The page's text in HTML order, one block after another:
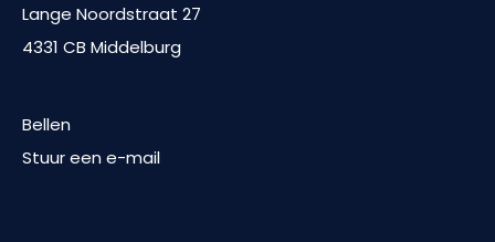
Lange Noordstraat 27
4331 CB Middelburg
Bellen
Stuur een e-mail